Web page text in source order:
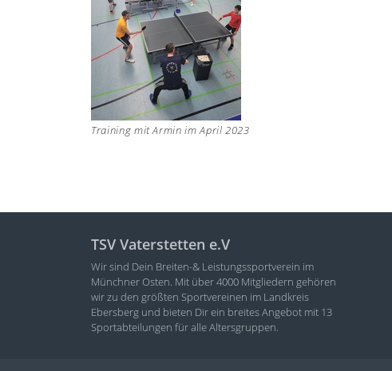
Training mit Armin im April 2023
TSV Vaterstetten e.V
Wir sind Dein Breiten-& Leistungssportverein im
Münchner Osten. Mit über 4000 Mitgliedern gehören
wir zu den größten Sportvereinen im Landkreis
Ebersberg und bieten Dir ein breites Angebot mit 13
Sportabteilungen für alle Altersgruppen.